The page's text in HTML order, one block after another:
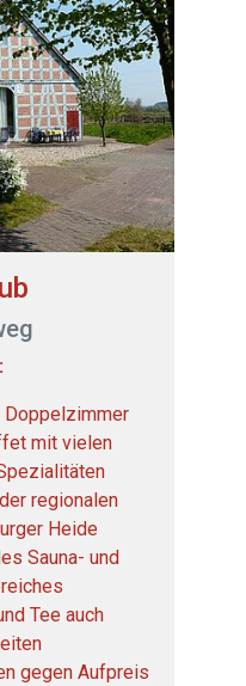
Doppelzimmer
mit vielen
regionalen
Heide
Sauna- und
Tee auch
gegen Aufpreis